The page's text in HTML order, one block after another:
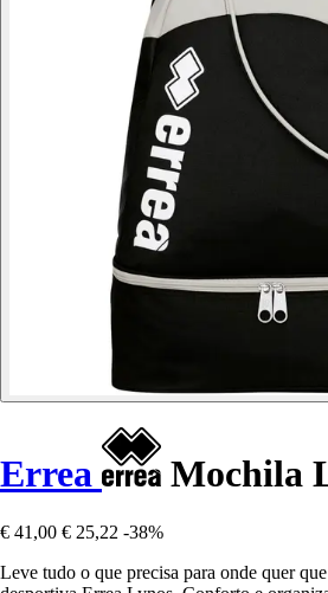
Errea Mochila
€ 41,00 € 25,22 -38%
Leve tudo o que precisa para onde quer